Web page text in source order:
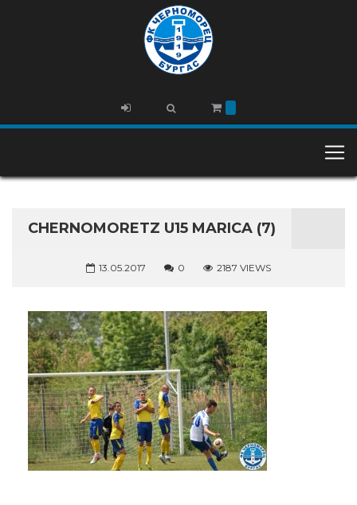
CHERNOMORETZ U15 MARICA (7)
13.05.2017 0 2187 VIEWS